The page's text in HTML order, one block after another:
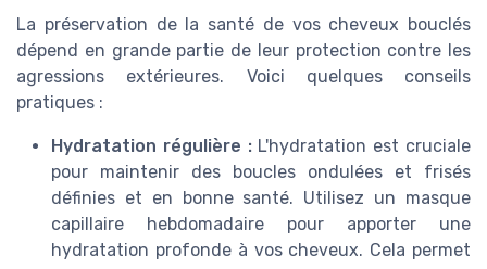
La préservation de la santé de vos cheveux bouclés
dépend en grande partie de leur protection contre les
agressions extérieures. Voici quelques conseils
pratiques :
Hydratation régulière :L'hydratation est cruciale
pour maintenir des boucles ondulées et frisés
définies et en bonne santé. Utilisez un masque
capillaire hebdomadaire pour apporter une
hydratation profonde à vos cheveux. Cela permet